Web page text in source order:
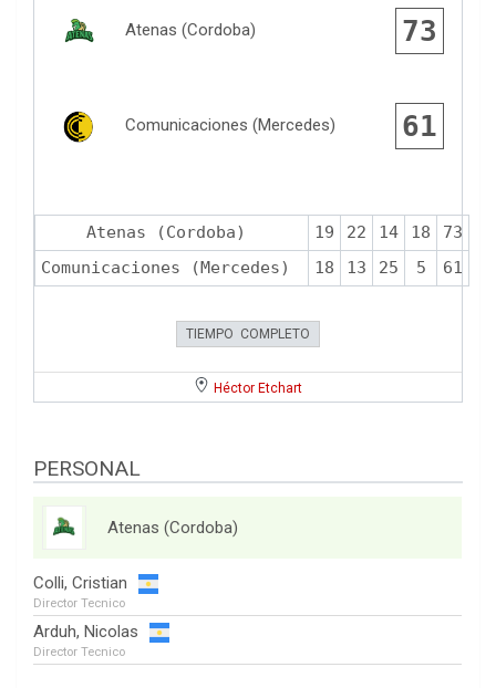
Atenas (Cordoba) 73
Comunicaciones (Mercedes) 61
Atenas (Cordoba) 19 22 14 18
73
Comunicaciones (Mercedes)
18 13 25 5 61
TIEMPO COMPLETO
Héctor Etchart
PERSONAL
Atenas (Cordoba)
Colli, Cristian
Director Tecnico
Arduh, Nicolas
Director Tecnico